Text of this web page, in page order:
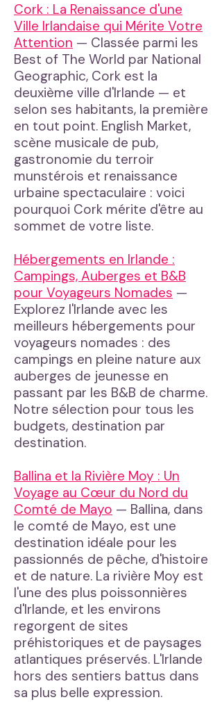
Cork : La Renaissance d'une
Ville Irlandaise qui Mérite Votre
Attention — Classée parmi les
Best of The World par National
Geographic, Cork est la
deuxième ville d'Irlande — et
selon ses habitants, la première
en tout point. English Market,
scène musicale de pub,
gastronomie du terroir
munstérois et renaissance
urbaine spectaculaire : voici
pourquoi Cork mérite d'être au
sommet de votre liste.
Hébergements en Irlande :
Campings, Auberges et B&B
pour Voyageurs Nomades —
Explorez l'Irlande avec les
meilleurs hébergements pour
voyageurs nomades : des
campings en pleine nature aux
auberges de jeunesse en
passant par les B&B de charme.
Notre sélection pour tous les
budgets, destination par
destination.
Ballina et la Rivière Moy : Un
Voyage au Cœur du Nord du
Comté de Mayo — Ballina, dans
le comté de Mayo, est une
destination idéale pour les
passionnés de pêche, d'histoire
et de nature. La rivière Moy est
l'une des plus poissonnières
d'Irlande, et les environs
regorgent de sites
préhistoriques et de paysages
atlantiques préservés. L'Irlande
hors des sentiers battus dans
sa plus belle expression.